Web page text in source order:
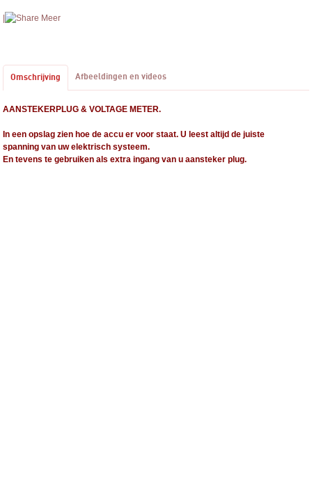
Meer
Omschrijving Afbeeldingen en videos
AANSTEKERPLUG & VOLTAGE METER.
In een opslag zien hoe de accu er voor staat. U leest altijd de juiste
spanning van uw elektrisch systeem.
En tevens te gebruiken als extra ingang van u aansteker plug.